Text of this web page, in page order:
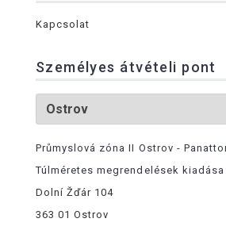
Kapcsolat
Személyes átvételi pont
Průmyslová zóna II Ostrov -
Túlméretes megrendelések kiadása
Dolní Žďár 104
363 01 Ostrov